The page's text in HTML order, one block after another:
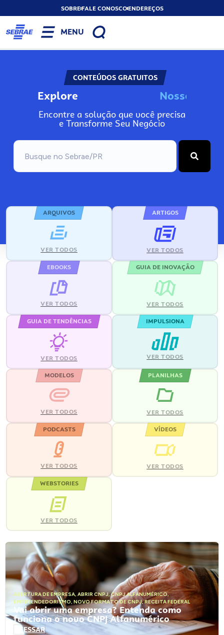
SOBREFALE CONOSCOENDEREÇOS
MENU
CONTEÚDOS GRATUITOS
Explore Nosso
Encontre a solução que você precisa
e Transforme Seu Negócio
ARQUIVOS
VER TODOS
ARTIGOS
VER TODOS
EBOOKS
VER TODOS
GUIA DE INOVAÇÃO
VER TODOS
GUIA DE TENDÊNCIAS
VER TODOS
IMPULSIONA
VER TODOS
MODELOS
VER TODOS
PLANILHAS
VER TODOS
PODCASTS
VER TODOS
VÍDEOS
VER TODOS
WEBSTORIES
VER TODOS
ABERTURA DE EMPRESA, ABRIR CNPJ,CNPJ ALFANUMÉRICO,
EMPREENDEDORISMO, NOVO FORMATO DE CNPJ,RECEITA FEDERAL
Vai abrir uma empresa? Entenda como
funciona o novo CNPJ Alfanumérico
ACESSAR